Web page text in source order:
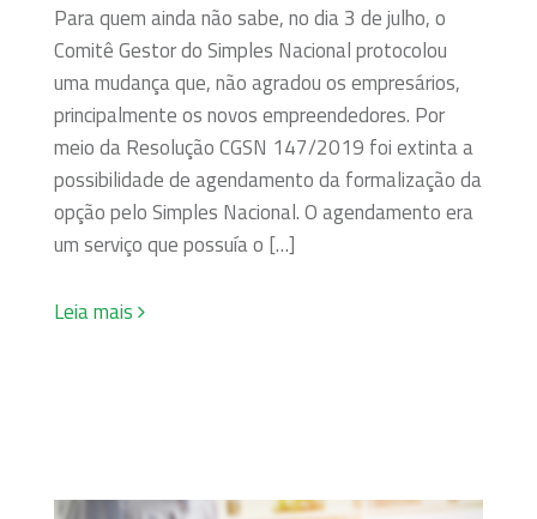
Para quem ainda não sabe, no dia 3 de julho, o
Comitê Gestor do Simples Nacional protocolou
uma mudança que, não agradou os empresários,
principalmente os novos empreendedores. Por
meio da Resolução CGSN 147/2019 foi extinta a
possibilidade de agendamento da formalização da
opção pelo Simples Nacional. O agendamento era
um serviço que possuía o […]
Leia mais